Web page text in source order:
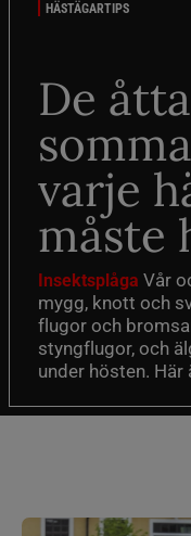
HÄSTÄGARTIPS
De åtta
varje
måste
Insektsplåga Vår
mygg, knott och
flugor och
styngflugor, och
under hösten.